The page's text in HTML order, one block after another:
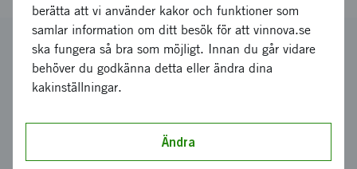
Diarienummer
2015-03205
Koordinator
175 000 kronor
berätta att vi använder kakor och funktioner som
samlar information om ditt besök för att vinnova.se
ska fungera så bra som möjligt. Innan du går vidare
behöver du godkänna detta eller ändra dina
kakinställningar.
Ändra